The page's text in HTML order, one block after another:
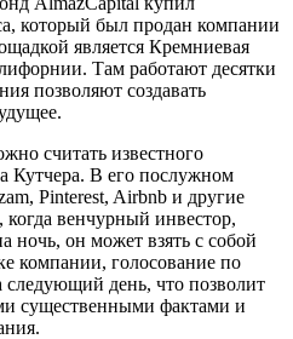
который был продан компании
является Кремниевая
Там работают десятки
позволяют создавать
считать известного
Кутчера. В его послужном
Pinterest, Airbnb и другие
венчурный инвестор,
ночь, он может взять с собой
компании, голосование по
следующий день, что позволит
существенными фактами и